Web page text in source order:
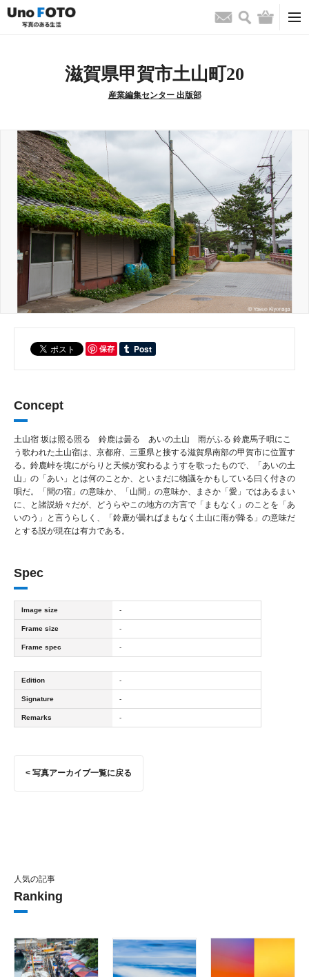
お問い合わせ
検索 バッグ
滋賀県甲賀市土山町20
産業編集センター 出版部
保存
Concept
土山宿 坂は照る照る 鈴鹿は曇る あいの土山 雨がふる 鈴鹿馬子唄にこ
う歌われた土山宿は、京都府、三重県と接する滋賀県南部の甲賀市に位置す
る。鈴鹿峠を境にがらりと天候が変わるようすを歌ったもので、「あいの土
山」の「あい」とは何のことか、といまだに物議をかもしている曰く付きの
唄だ。「間の宿」の意味か、「山間」の意味か、まさか「愛」ではあるまい
に、と諸説紛々だが、どうらやこの地方の方言で「まもなく」のことを「あ
いのう」と言うらしく、「鈴鹿が曇ればまもなく土山に雨が降る」の意味だ
とする説が現在は有力である。
Spec
Image size -
Frame size -
Frame spec -
Edition -
Signature -
Remarks -
< 写真アーカイブ一覧に戻る
人気の記事
Ranking